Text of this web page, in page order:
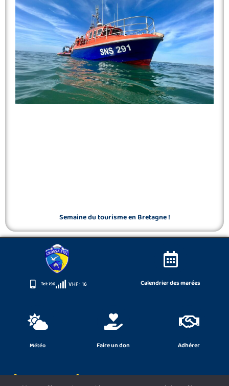
Semaine du tourisme en Bretagne !
Tel: 196 VHF : 16 Calendrier des marées
Météo Faire un don Adhérer
SNSM Damgan
2, Domaine de la Grée - 56750 Damgan